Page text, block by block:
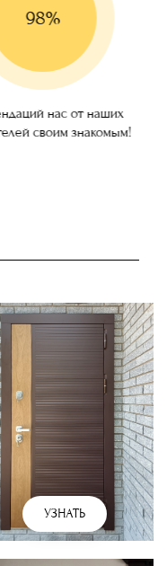
98%
нас от наших
своим знакомым!
УЗНАТЬ